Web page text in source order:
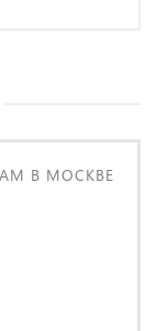
В МОСКВЕ